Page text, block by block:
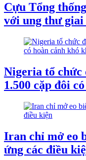
Cựu Tổng
với ung thư giai
Nigeria tổ chức
1.500 cặp đôi
Iran chỉ mở eo
ứng các điều